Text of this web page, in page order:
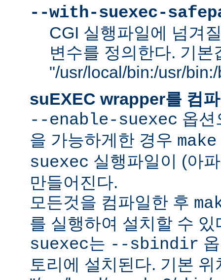
--with-suexec-
CGI 실행파일에 넘겨
변수를 정의한다. 기본
"/usr/local/bin:/usr/
suEXEC wrapper를 컴
--enable-suexec 옵션
을 가능하게한 경우 make
suexec 실행파일이 (아
만들어진다.
모든것을 컴파일한 후
를 실행하여 설치할 수
suexec는 --sbindir
토리에 설치된다. 기본 위